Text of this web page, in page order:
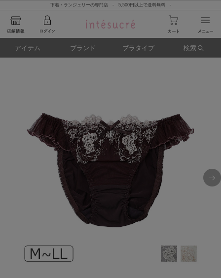
下着・ランジェリーの専門店 - 5,500円以上で送料無料 -
アイテム ブランド ブラタイプ 検索